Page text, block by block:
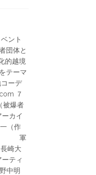
ント
団体と
的越境
テーマ
ーデ
７
爆者
カイ
（作
pm 軍
崎大
ティ
中明